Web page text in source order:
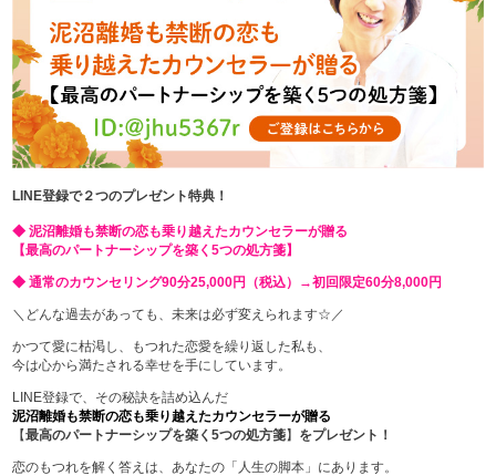
LINE登録で２つのプレゼント特典！
◆ 泥沼離婚も禁断の恋も乗り越えたカウンセラーが贈る
【最高のパートナーシップを築く5つの処方箋】
◆ 通常のカウンセリング90分25,000円（税込）→初回限定60分8,000円
＼どんな過去があっても、未来は必ず変えられます☆／
かつて愛に枯渇し、もつれた恋愛を繰り返した私も、
今は心から満たされる幸せを手にしています。
LINE登録で、その秘訣を詰め込んだ
泥沼離婚も禁断の恋も乗り越えたカウンセラーが贈る
【最高のパートナーシップを築く5つの処方箋】 をプレゼント！
恋のもつれを解く答えは、あなたの「人生の脚本」にあります。